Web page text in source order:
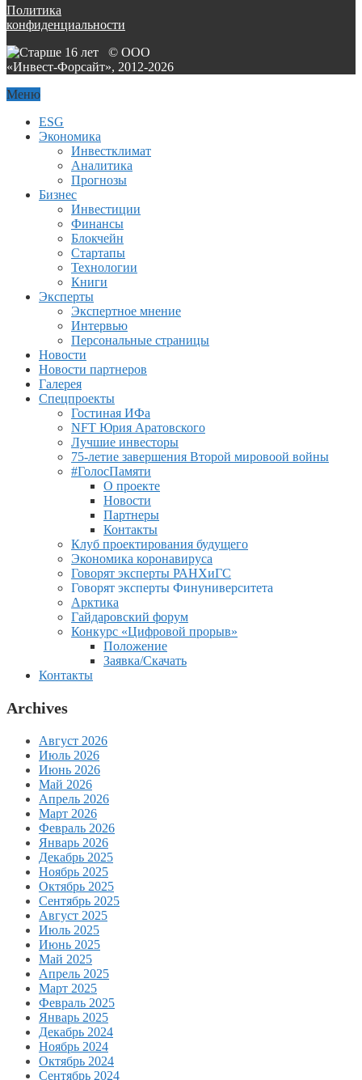
Политика
конфиденциальности
© ООО
«Инвест-Форсайт», 2012-2026
Меню
ESG
Экономика
Инвестклимат
Аналитика
Прогнозы
Бизнес
Инвестиции
Финансы
Блокчейн
Стартапы
Технологии
Книги
Эксперты
Экспертное мнение
Интервью
Персональные страницы
Новости
Новости партнеров
Галерея
Спецпроекты
Гостиная ИФа
NFT Юрия Аратовского
Лучшие инвесторы
75-летие завершения Второй мировоой войны
#ГолосПамяти
О проекте
Новости
Партнеры
Контакты
Клуб проектирования будущего
Экономика коронавируса
Говорят эксперты РАНХиГС
Говорят эксперты Финуниверситета
Арктика
Гайдаровский форум
Конкурс «Цифровой прорыв»
Положение
Заявка/Скачать
Контакты
Archives
Август 2026
Июль 2026
Июнь 2026
Май 2026
Апрель 2026
Март 2026
Февраль 2026
Январь 2026
Декабрь 2025
Ноябрь 2025
Октябрь 2025
Сентябрь 2025
Август 2025
Июль 2025
Июнь 2025
Май 2025
Апрель 2025
Март 2025
Февраль 2025
Январь 2025
Декабрь 2024
Ноябрь 2024
Октябрь 2024
Сентябрь 2024